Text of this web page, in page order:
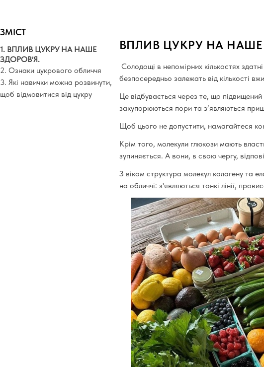
ЗМІСТ
1. ВПЛИВ ЦУКРУ НА НАШЕ
ЗДОРОВʼЯ.
2. Ознаки цукрового обличчя
3. Які навички можна розвинути,
щоб відмовитися від цукру
ВПЛИВ ЦУКРУ НА НАШЕ
Солодощі в непомірних кількостях
безпосередньо залежать від кількості
Це відбувається через те, що
закупорюються пори та з’являються
Щоб цього не допустити, намагайтеся
Крім того, молекули глюкози мають
зупиняється. А вони, в свою чергу,
З віком структура молекул колагену та
на обличчі: з'являються тонкі лінії,